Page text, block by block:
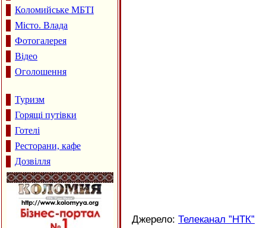
Коломийське МБТІ
Місто. Влада
Фотогалерея
Відео
Оголошення
Туризм
Горящі путівки
Готелі
Ресторани, кафе
Дозвілля
Джерело: Телеканал ”НТК”